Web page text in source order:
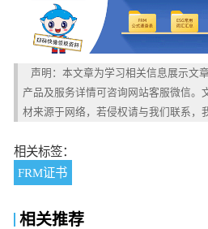
声明：本文章为学习相关信息展示文
产品及服务详情可咨询网站客服微信。
材来源于网络，若侵权请与我们联系，
相关标签：
FRM证书
相关推荐